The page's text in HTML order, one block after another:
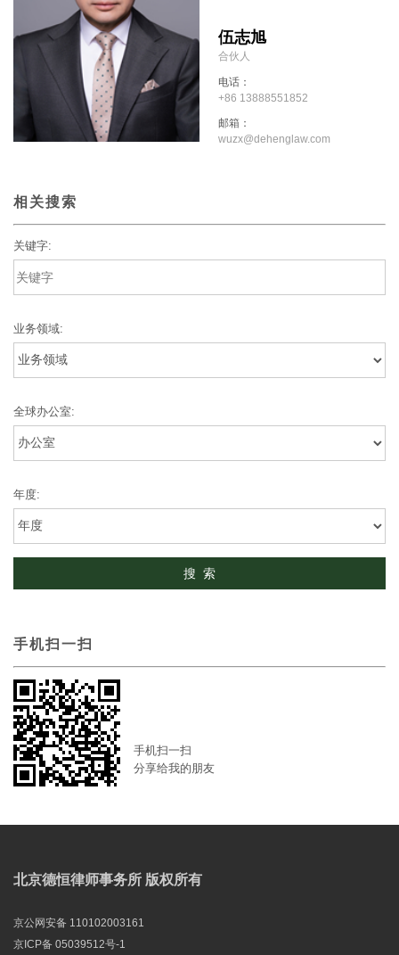
伍志旭
合伙人
电话：
+86 13888551852
邮箱：
wuzx@dehenglaw.com
相关搜索
关键字:
业务领域:
全球办公室:
年度:
手机扫一扫
手机扫一扫
分享给我的朋友
北京德恒律师事务所 版权所有
京公网安备 110102003161
京ICP备 05039512号-1